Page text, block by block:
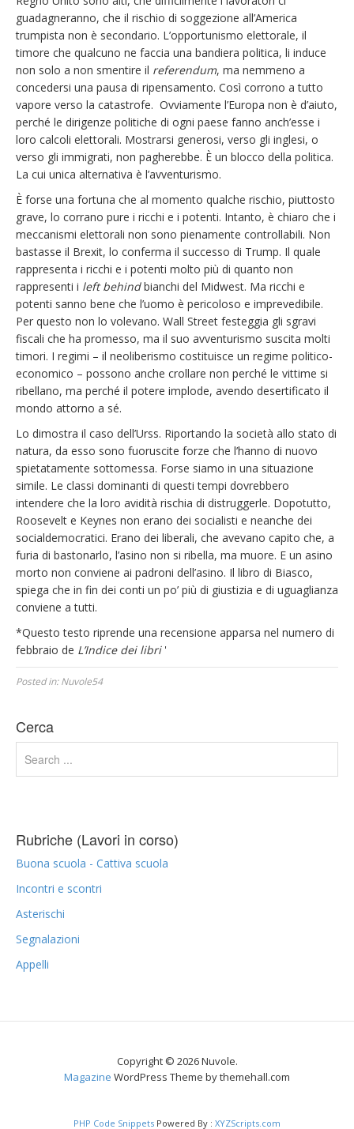
guadagneranno, che il rischio di soggezione all’America
trumpista non è secondario. L’opportunismo elettorale, il
timore che qualcuno ne faccia una bandiera politica, li induce
non solo a non smentire il referendum, ma nemmeno a
concedersi una pausa di ripensamento. Così corrono a tutto
vapore verso la catastrofe. Ovviamente l’Europa non è d’aiuto,
perché le dirigenze politiche di ogni paese fanno anch’esse i
loro calcoli elettorali. Mostrarsi generosi, verso gli inglesi, o
verso gli immigrati, non pagherebbe. È un blocco della politica.
La cui unica alternativa è l’avventurismo.
È forse una fortuna che al momento qualche rischio, piuttosto
grave, lo corrano pure i ricchi e i potenti. Intanto, è chiaro che i
meccanismi elettorali non sono pienamente controllabili. Non
bastasse il Brexit, lo conferma il successo di Trump. Il quale
rappresenta i ricchi e i potenti molto più di quanto non
rappresenti i left behindbianchi del Midwest. Ma ricchi e
potenti sanno bene che l’uomo è pericoloso e imprevedibile.
Per questo non lo volevano. Wall Street festeggia gli sgravi
fiscali che ha promesso, ma il suo avventurismo suscita molti
timori. I regimi – il neoliberismo costituisce un regime politico-
economico – possono anche crollare non perché le vittime si
ribellano, ma perché il potere implode, avendo desertificato il
mondo attorno a sé.
Lo dimostra il caso dell’Urss. Riportando la società allo stato di
natura, da esso sono fuoruscite forze che l’hanno di nuovo
spietatamente sottomessa. Forse siamo in una situazione
simile. Le classi dominanti di questi tempi dovrebbero
intendere che la loro avidità rischia di distruggerle. Dopotutto,
Roosevelt e Keynes non erano dei socialisti e neanche dei
socialdemocratici. Erano dei liberali, che avevano capito che, a
furia di bastonarlo, l’asino non si ribella, ma muore. E un asino
morto non conviene ai padroni dell’asino. Il libro di Biasco,
spiega che in fin dei conti un po’ più di giustizia e di uguaglianza
conviene a tutti.
*Questo testo riprende una recensione apparsa nel numero di
febbraio de L’Indice dei libri '
Posted in:Nuvole54
Cerca
Rubriche (Lavori in corso)
Buona scuola - Cattiva scuola
Incontri e scontri
Asterischi
Segnalazioni
Appelli
Copyright © 2026 Nuvole.
Magazine WordPress Theme by themehall.com
PHP Code Snippets Powered By : XYZScripts.com